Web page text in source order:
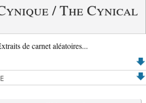
/ The Cynical
de carnet aléatoires...